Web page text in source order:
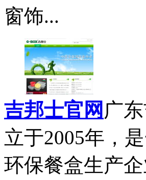
窗饰...
吉邦士官网 广
立于2005年，
环保餐盒生产